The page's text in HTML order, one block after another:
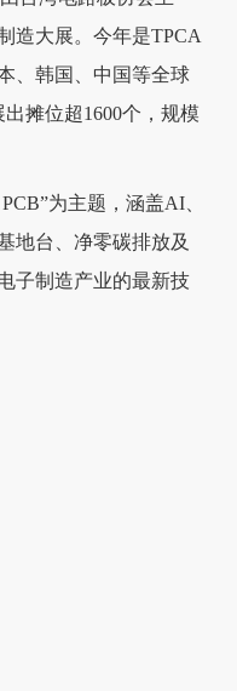
造大展。今年是TPCA
、韩国、中国等全球
摊位超1600个，规模
为主题，涵盖AI、
地台、净零碳排放及
子制造产业的最新技